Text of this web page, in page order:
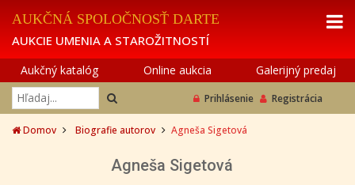
AUKČNÁ SPOLOČNOSŤ DARTE
AUKCIE UMENIA A STAROŽITNOSTÍ
Aukčný katalóg Online aukcia Galerijný predaj
Prihlásenie Registrácia
Domov Biografie autorov Agneša Sigetová
Agneša Sigetová